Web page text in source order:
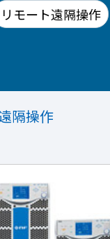
リモート遠隔操作
隔操作